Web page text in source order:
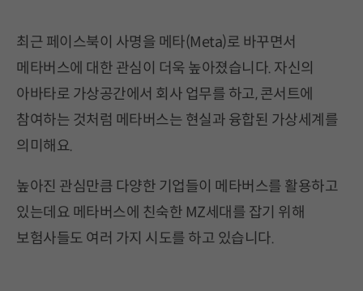
최근 페이스북이 사명을 메타(Meta)로 바꾸면서
메타버스에 대한 관심이 더욱 높아졌습니다. 자신의
아바타로 가상공간에서 회사 업무를 하고, 콘서트에
참여하는 것처럼 메타버스는 현실과 융합된 가상세계를
의미해요.
높아진 관심만큼 다양한 기업들이 메타버스를 활용하고
있는데요 메타버스에 친숙한 MZ세대를 잡기 위해
보험사들도 여러 가지 시도를 하고 있습니다.